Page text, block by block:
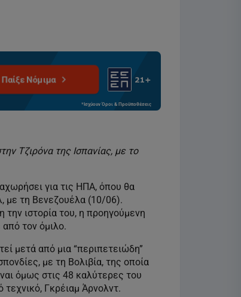
Παίξε Νόμιμα
*Ισχύουν Όροι & Προϋποθέσεις
Τζιρόνα της Ισπανίας, με το
για τις ΗΠΑ, όπου θα
με τη Βενεζουέλα (10/06).
ιστορία του, η προηγούμενη
τον όμιλο.
μετά από μια “περιπετειώδη”
με τη Βολιβία, της οποία
όμως στις 48 καλύτερες του
τεχνικό, Γκρέιαμ Άρνολντ.